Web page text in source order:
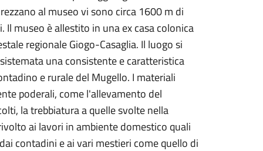
al museo vi sono circa 1600 m di
museo è allestito in una ex casa colonica
regionale Giogo-Casaglia. Il luogo si
una consistente e caratteristica
e rurale del Mugello. I materiali
poderali, come l'allevamento del
la trebbiatura a quelle svolte nella
ai lavori in ambiente domestico quali
contadini e ai vari mestieri come quello di